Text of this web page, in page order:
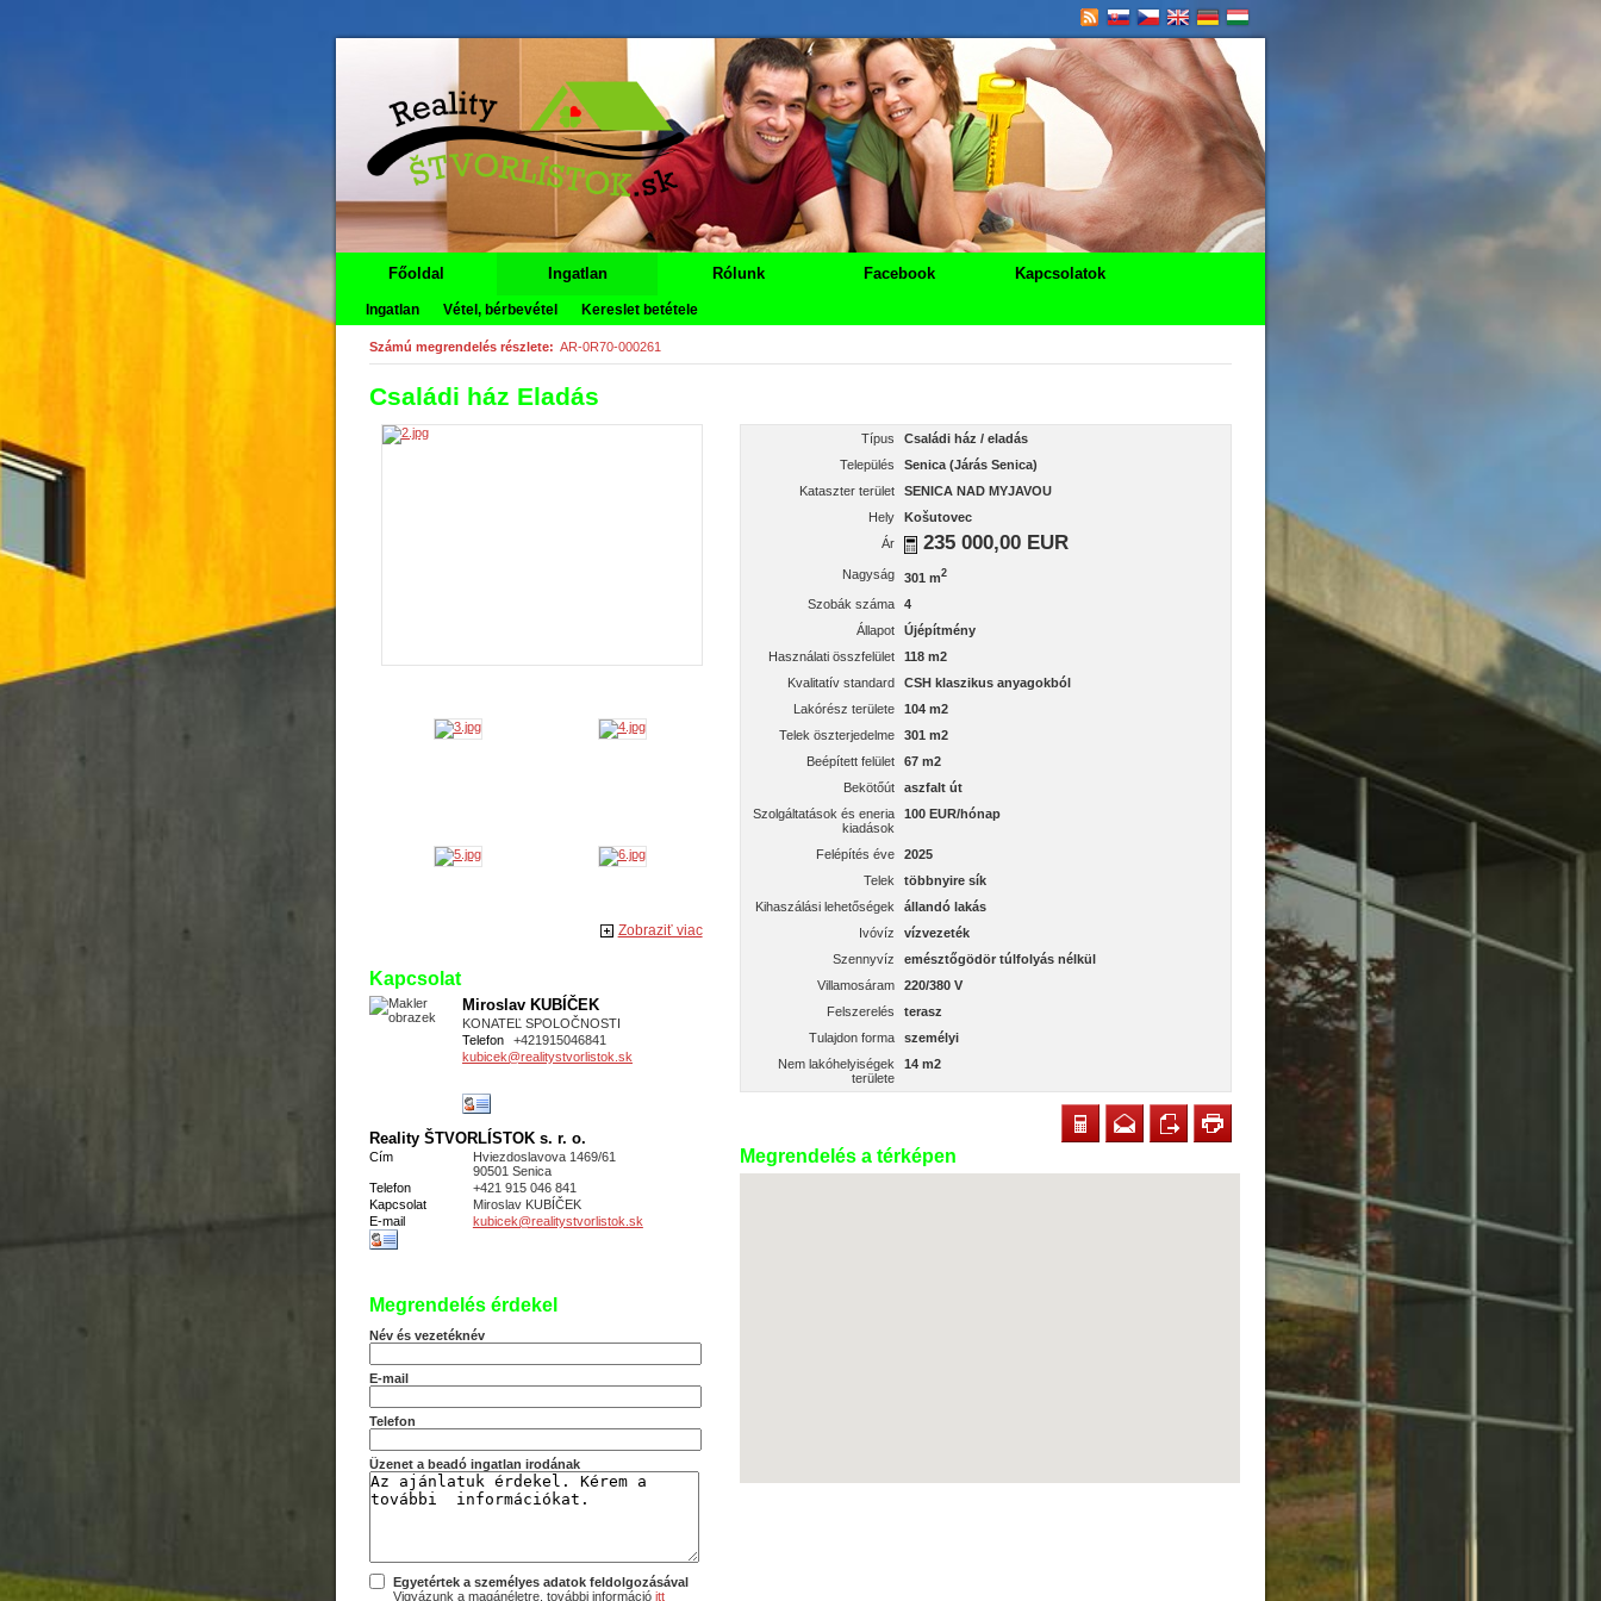
Főoldal Ingatlan
Ingatlan Vétel, bérbevétel Kereslet betétele
Rólunk Facebook Kapcsolatok
Számú megrendelés részlete: AR-0R70-000261
Családi ház Eladás
Zobraziť viac
Kapcsolat
Miroslav KUBÍČEK
KONATEĽ SPOLOČNOSTI
Telefon
+421915046841
kubicek@realitystvorlistok.sk
Reality ŠTVORLÍSTOK s. r. o.
Cím
Hviezdoslavova 1469/61
90501 Senica
Telefon
+421 915 046 841
Kapcsolat
Miroslav KUBÍČEK
E-mail
kubicek@realitystvorlistok.sk
Megrendelés érdekel
Név és vezetéknév
E-mail
Telefon
Üzenet a beadó ingatlan irodának
Egyetértek a személyes adatok feldolgozásával
Vigyázunk a magánéletre, további információ itt
Típus
Családi ház / eladás
Település
Senica (Járás Senica)
Kataszter terület
SENICA NAD MYJAVOU
Hely
Košutovec
Ár
235 000,00 EUR
Nagyság 301 m2
Szobák száma
4
Állapot
Újépítmény
Használati összfelület
118 m2
Kvalitatív standard
CSH klaszikus anyagokból
Lakórész területe
104 m2
Telek öszterjedelme
301 m2
Beépített felület
67 m2
Bekötőút
aszfalt út
Szolgáltatások és eneria
kiadások
100 EUR/hónap
Felépítés éve
2025
Telek
többnyire sík
Kihaszálási lehetőségek
állandó lakás
Ivóvíz
vízvezeték
Szennyvíz
emésztőgödör túlfolyás nélkül
Villamosáram
220/380 V
Felszerelés
terasz
Tulajdon forma
személyi
Nem lakóhelyiségek
területe
14 m2
Megrendelés a térképen